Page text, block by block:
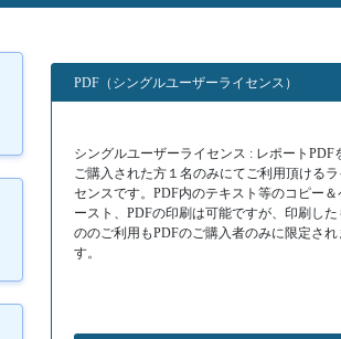
PDF（シングルユーザーライセンス）
シングルユーザーライセンス : レポートPDF
ご購入された方１名のみにてご利用頂けるラ
センスです。PDF内のテキスト等のコピー＆
ースト、PDFの印刷は可能ですが、印刷した
ののご利用もPDFのご購入者のみに限定され
す。